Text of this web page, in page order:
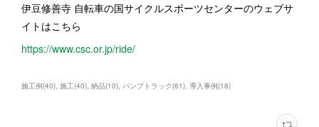
伊豆修善寺 自転車の国サイクルスポーツセンターのウェブサ
イトはこちら
https://www.csc.or.jp/ride/
施工例(40) 施工(40) 納品(10) パンプトラック(61) 導入事例(18)